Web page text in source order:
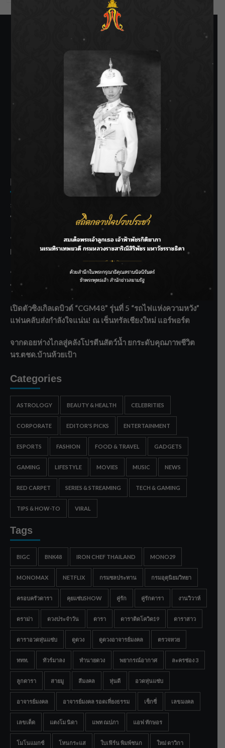
SIAMRATH VARIETY
THE BEST ENTERTAINMENT
Recent Posts
ลุยไม่หยุด!! กรมชลฯ เร่งเคลียร์ผักตบชวา-ติดตั้งเครื่องสูบน้ำ
ทั่วไทย
“BILLKIN” สร้างความภาคภูมิใจ คว้ารางวัลใหญ่ Weibo
Malaysia พร้อมโชว์สุดประทับใจ
“สุริยะ” สั่งกรมชลฯ เฝ้าระวังน้ำ 24 ชม. รับมือฝนสิงหาคม
บริหารเชิงรุกลดเสี่ยงน้ำท่วม
เปิดตัวซิงเกิลเดบิวต์ “CGM48” รุ่นที่ 5 “รถไฟแห่งความหวัง”
แฟนคลับส่งกำลังใจแน่น! ณ เซ็นทรัลเชียงใหม่ แอร์พอร์ต
จากดอยห่างไกลสู่คลังโปรตีนสัตว์น้ำ ยกระดับคุณภาพชีวิต
นร.ตชด.บ้านห้วยเป้า
Categories
ASTROLOGY BEAUTY & HEALTH CELEBRITIES
CORPORATE EDITOR'S PICKS ENTERTAINMENT
ESPORTS FASHION FOOD & TRAVEL GADGETS
GAMING LIFESTYLE MOVIES MUSIC NEWS
RED CARPET SERIES & STREAMING TECH & GAMING
TIPS & HOW-TO VIRAL
Tags
BIGC BNK48 IRON CHEF THAILAND MONO29
MONOMAX NETFLIX กรมชลประทาน กรมอุตุนิยมวิทยา
ครอบครัวดารา คุยแซ่บSHOW คู่รัก คู่รักดารา งานวิวาห์
ดราม่า ดวงประจำวัน ดารา ดาราติดโควิด19 ดาราสาว
ดาราอวดหุ่นแซ่บ ดูดวง ดูดวงอาจารย์มงคล ตรวจหวย
ททท. ทัวร์มาลง ทำนายดวง พยากรณ์อากาศ ละครช่อง 3
ลูกดารา สายมู สีมงคล หุ่นดี อวดหุ่นแซ่บ
อาจารย์มงคล อาจารย์มงคล รอดเที่ยงธรรม เซ็กซี่ เลขมงคล
เลขเด็ด แตงโม นิดา แพท ณปภา แอฟ ทักษอร
โมโนแมกซ์ โหนกระแส ใบเฟิร์น พิมพ์ชนก ใหม่ ดาวิกา